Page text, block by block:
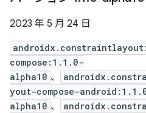
2023 年 5 月 24 日
compose:1.1.0-
alpha10 、
yout-compose-
alpha10 、